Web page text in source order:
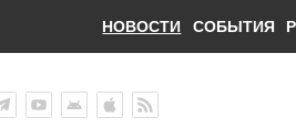
НОВОСТИ СОБЫТИЯ